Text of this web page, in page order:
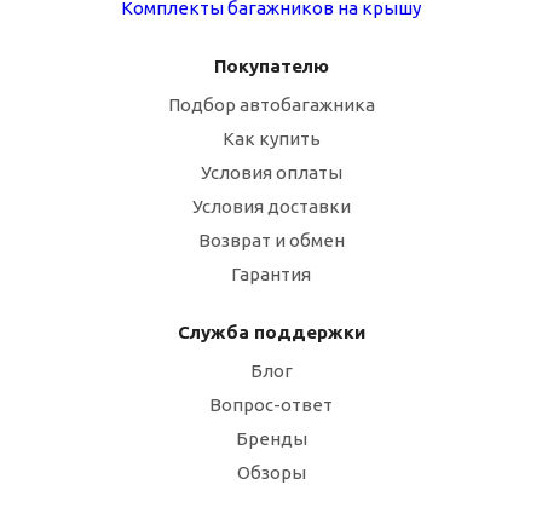
Комплекты багажников на крышу
Покупателю
Подбор автобагажника
Как купить
Условия оплаты
Условия доставки
Возврат и обмен
Гарантия
Служба поддержки
Блог
Вопрос-ответ
Бренды
Обзоры